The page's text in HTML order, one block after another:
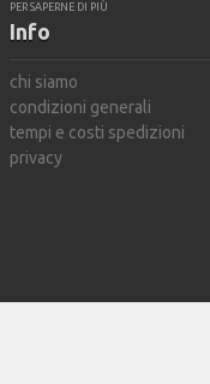
PER SAPERNE DI PIÙ
Info
chi siamo
condizioni generali
tempi e costi spedizioni
privacy